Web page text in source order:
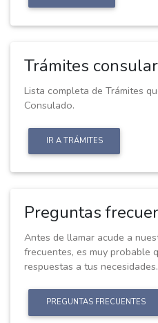
Trámites
Lista completa de Trámites
Consulado.
IR A TRÁMITES
Preguntas
Antes de llamar acude a
frecuentes, es muy probable
respuestas a tus necesidades.
PREGUNTAS FRECUENTES